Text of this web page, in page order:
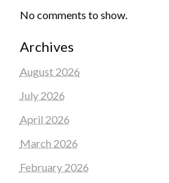
No comments to show.
Archives
August 2026
July 2026
April 2026
March 2026
February 2026